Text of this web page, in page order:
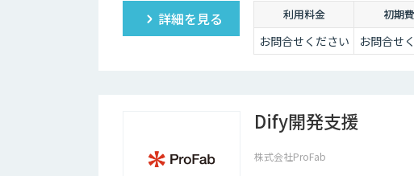
詳細を見る 利用料金 初期
お問合せください お問合せ
Dify開発支援
株式会社ProFab